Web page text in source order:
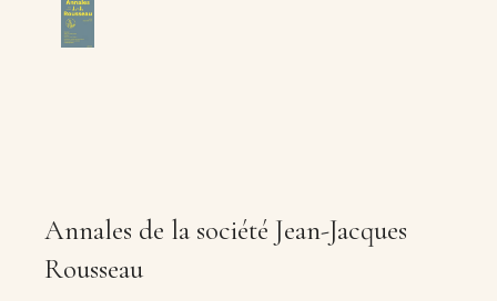
Annales de la société Jean-Jacques
Rousseau